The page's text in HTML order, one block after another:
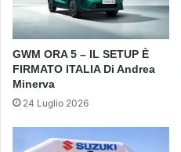
GWM ORA 5 – IL SETUP È
FIRMATO ITALIA Di Andrea
Minerva
24 Luglio 2026